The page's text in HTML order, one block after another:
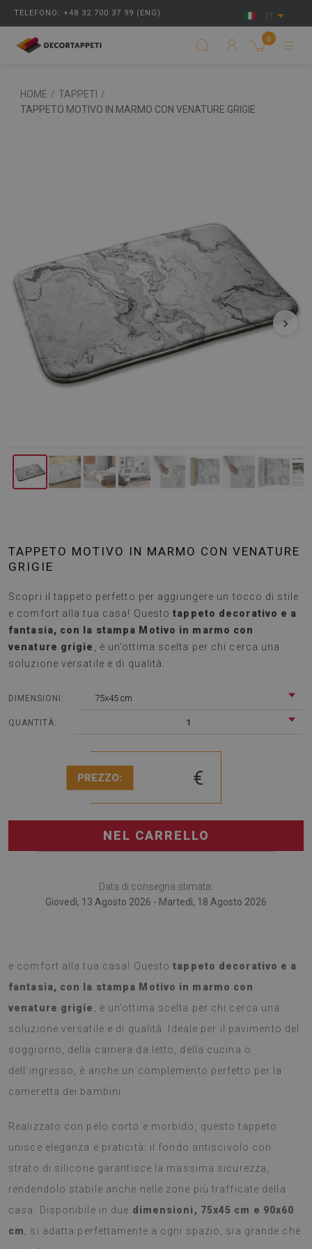
TELEFONO: +48 32 700 37 99 (ENG)
0
HOME / TAPPETI
/
TAPPETO MOTIVO IN MARMO CON VENATURE GRIGIE
‹ ›
TAPPETO MOTIVO IN MARMO CON VENATURE
GRIGIE
Scopri il tappeto perfetto per aggiungere un tocco di stile
e comfort alla tua casa! Questotappeto decorativo e a
fantasia, con la stampa Motivo in marmo con
venature grigie
, è un’ottima scelta per chi cerca una
soluzione versatile e di qualità.
DIMENSIONI: 75x45 cm
QUANTITÀ: 1
PREZZO: €
NEL CARRELLO
Data di consegna stimata:
Giovedì, 13 Agosto 2026 - Martedì, 18 Agosto 2026
e comfort alla tua casa! Questotappeto decorativo e a
fantasia, con la stampa Motivo in marmo con
venature grigie
, è un’ottima scelta per chi cerca una
soluzione versatile e di qualità. Ideale per il pavimento del
soggiorno, della camera da letto, della cucina o
dell’ingresso, è anche un complemento perfetto per la
cameretta dei bambini.
Realizzato con pelo corto e morbido, questo tappeto
unisce eleganza e praticità: il fondo antiscivolo con
strato di silicone garantisce la massima sicurezza,
rendendolo stabile anche nelle zone più trafficate della
casa. Disponibile in due dimensioni, 75x45 cm e 90x60
cm
, si adatta perfettamente a ogni spazio, sia grande che